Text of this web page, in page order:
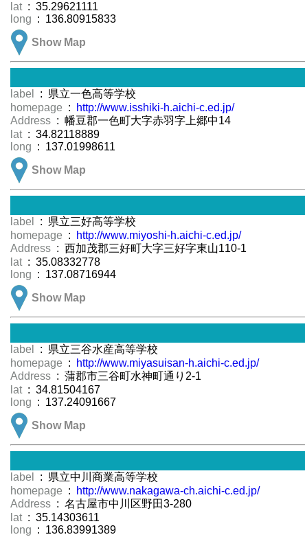
lat : 35.29621111
long : 136.80915833
Show Map
label
: 県立一色高等学校
homepage :
http://www.isshiki-h.aichi-c.ed.jp/
Address : 幡豆郡一色町大字赤羽字上郷中14
lat : 34.82118889
long : 137.01998611
Show Map
label
: 県立三好高等学校
homepage :
http://www.miyoshi-h.aichi-c.ed.jp/
Address : 西加茂郡三好町大字三好字東山110-1
lat : 35.08332778
long : 137.08716944
Show Map
label
: 県立三谷水産高等学校
homepage :
http://www.miyasuisan-h.aichi-c.ed.jp/
Address : 蒲郡市三谷町水神町通り2-1
lat : 34.81504167
long : 137.24091667
Show Map
label
: 県立中川商業高等学校
homepage :
http://www.nakagawa-ch.aichi-c.ed.jp/
Address : 名古屋市中川区野田3-280
lat : 35.14303611
long : 136.83991389